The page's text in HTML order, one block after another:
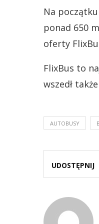
Na
ponad 650
oferty
FlixBus to
wszedł
AUTOBUSY
UDOSTĘPNIJ